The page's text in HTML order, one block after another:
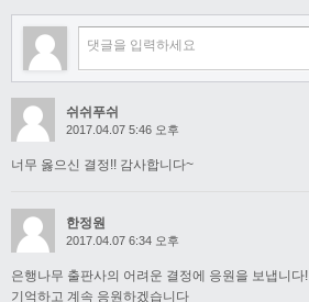
쉬쉬푸쉬
2017.04.07 5:46 오후
너무 옳으신 결정!! 감사합니다~
한정원
2017.04.07 6:34 오후
은행나무 출판사의 어려운 결정에 응원을 보냅니다!
기억하고 계속 응원하겠습니다